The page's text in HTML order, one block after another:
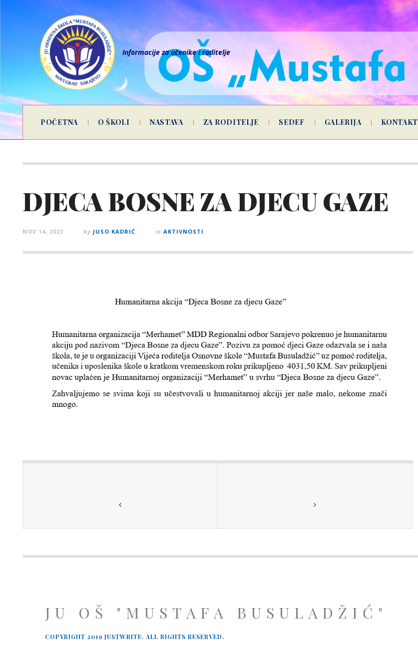
Informacije za učenike i roditelje
POČETNA O ŠKOLI NASTAVA ZA RODITELJE SEDEF GALERIJA KONTAKT
DJECA BOSNE ZA DJECU GAZE
NOV 14, 2023 by JUSO KADRIĆ in AKTIVNOSTI
JU OŠ "MUSTAFA BUSULADŽIĆ"
COPYRIGHT 2019 JUSTWRITE. ALL RIGHTS RESERVED.